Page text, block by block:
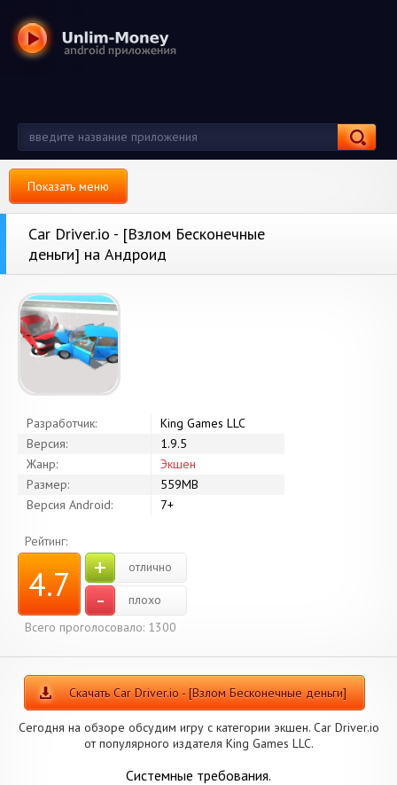
Показать меню
Car Driver.io - [Взлом Бесконечные
деньги] на Андроид
Разработчик:
King Games LLC
Версия:
1.9.5
Жанр:
Экшен
Размер:
559MB
Версия Android:
7+
Рейтинг:
4.7 + отлично
-
плохо
Всего проголосовало: 1300
Скачать Car Driver.io - [Взлом Бесконечные деньги]
Сегодня на обзоре обсудим игру с категории экшен. Car Driver.io
от популярного издателя King Games LLC.
Системные требования.